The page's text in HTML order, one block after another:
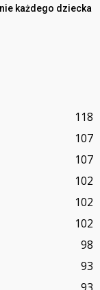
każdego dziecka
118
107
107
102
102
102
98
93